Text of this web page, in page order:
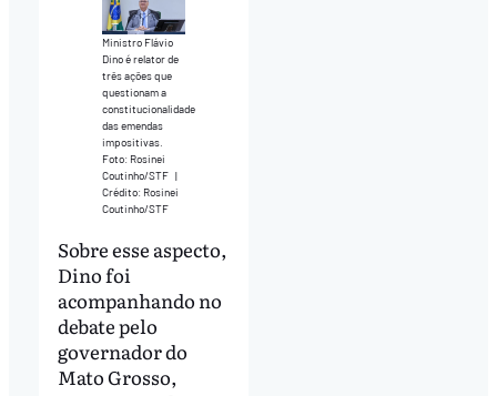
Ministro Flávio
Dino é relator de
três ações que
questionam a
constitucionalidade
das emendas
impositivas.
Foto: Rosinei
Coutinho/STF |
Crédito: Rosinei
Coutinho/STF
Sobre esse aspecto,
Dino foi
acompanhando no
debate pelo
governador do
Mato Grosso,